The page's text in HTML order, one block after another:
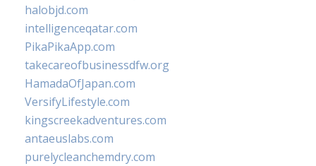
halobjd.com
intelligenceqatar.com
PikaPikaApp.com
takecareofbusinessdfw.org
HamadaOfJapan.com
VersifyLifestyle.com
kingscreekadventures.com
antaeuslabs.com
purelycleanchemdry.com